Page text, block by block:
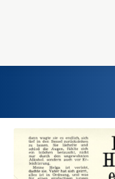
Home
Einst und Heute